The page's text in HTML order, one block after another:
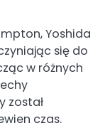
Yoshida
się do
w różnych
został
czas.